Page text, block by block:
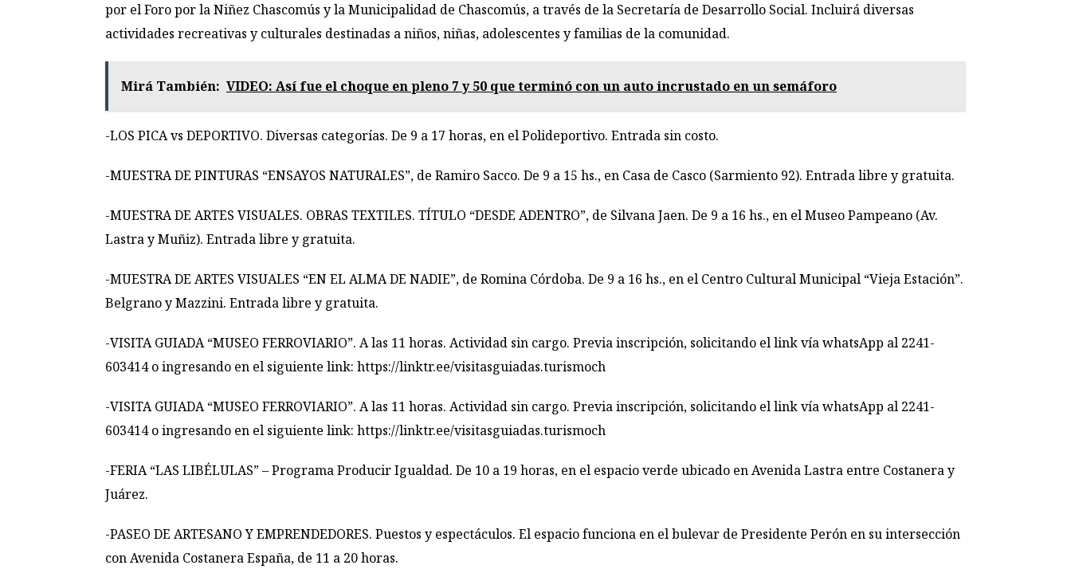
por el Foro por la Niñez Chascomús y la Municipalidad de Chascomús, a través de la Secretaría de Desarrollo Social. Incluirá diversas
actividades recreativas y culturales destinadas a niños, niñas, adolescentes y familias de la comunidad.
Mirá También: VIDEO: Así fue el choque en pleno 7 y 50 que terminó con un auto incrustado en un semáforo
-LOS PICA vs DEPORTIVO. Diversas categorías. De 9 a 17 horas, en el Polideportivo. Entrada sin costo.
-MUESTRA DE PINTURAS “ENSAYOS NATURALES”, de Ramiro Sacco. De 9 a 15 hs., en Casa de Casco (Sarmiento 92). Entrada libre y gratuita.
-MUESTRA DE ARTES VISUALES. OBRAS TEXTILES. TÍTULO “DESDE ADENTRO”, de Silvana Jaen. De 9 a 16 hs., en el Museo Pampeano (Av.
Lastra y Muñiz). Entrada libre y gratuita.
-MUESTRA DE ARTES VISUALES “EN EL ALMA DE NADIE”, de Romina Córdoba. De 9 a 16 hs., en el Centro Cultural Municipal “Vieja Estación”.
Belgrano y Mazzini. Entrada libre y gratuita.
-VISITA GUIADA “MUSEO FERROVIARIO”. A las 11 horas. Actividad sin cargo. Previa inscripción, solicitando el link vía whatsApp al 2241-
603414 o ingresando en el siguiente link: https://linktr.ee/visitasguiadas.turismoch
-VISITA GUIADA “MUSEO FERROVIARIO”. A las 11 horas. Actividad sin cargo. Previa inscripción, solicitando el link vía whatsApp al 2241-
603414 o ingresando en el siguiente link: https://linktr.ee/visitasguiadas.turismoch
-FERIA “LAS LIBÉLULAS” – Programa Producir Igualdad. De 10 a 19 horas, en el espacio verde ubicado en Avenida Lastra entre Costanera y
Juárez.
-PASEO DE ARTESANO Y EMPRENDEDORES. Puestos y espectáculos. El espacio funciona en el bulevar de Presidente Perón en su intersección
con Avenida Costanera España, de 11 a 20 horas.